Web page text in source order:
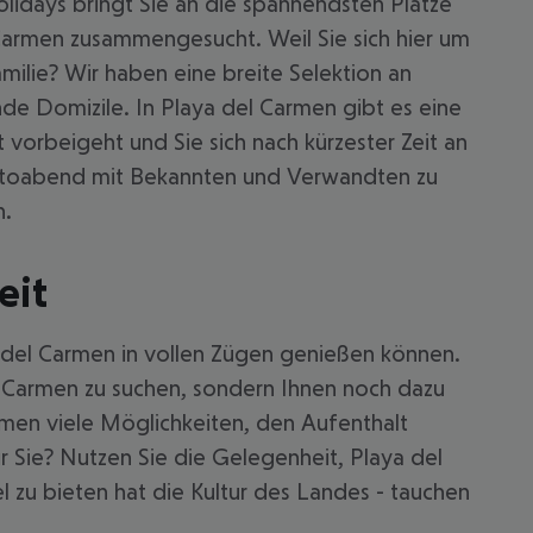
zusammengesucht. Weil Sie sich hier um
Wir haben eine breite Selektion an
Domizile. In Playa del Carmen gibt es eine
und Sie sich nach kürzester Zeit an
mit Bekannten und Verwandten zu
Carmen in vollen Zügen genießen können.
zu suchen, sondern Ihnen noch dazu
viele Möglichkeiten, den Aufenthalt
Nutzen Sie die Gelegenheit, Playa del
zu bieten hat die Kultur des Landes - tauchen